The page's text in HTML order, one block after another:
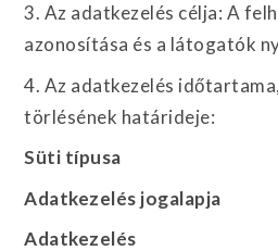
3. Az adatkezelés célja: A
azonosítása és a látogatók
4. Az adatkezelés
törlésének határideje:
Süti típusa
Adatkezelés jogalapja
Adatkezelés